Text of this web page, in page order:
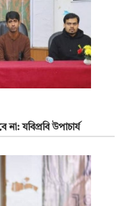
যবিপ্রবি উপাচার্য